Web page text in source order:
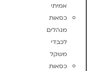
אמיתי
כסאות
מנהלים
לכבדי
משקל
כסאות